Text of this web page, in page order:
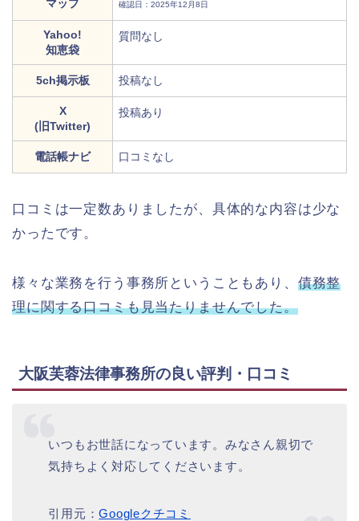
マップ 確認日：2025年12月8日
Yahoo!
知恵袋
質問なし
5ch掲示板 投稿なし
X
(旧Twitter)
投稿あり
電話帳ナビ 口コミなし
口コミは一定数ありましたが、具体的な内容は少な
かったです。
様々な業務を行う事務所ということもあり、 債務整
理に関する口コミも見当たりませんでした。
大阪芙蓉法律事務所の良い評判・口コミ
いつもお世話になっています。みなさん親切で
気持ちよく対応してくださいます。
引用元：Googleクチコミ